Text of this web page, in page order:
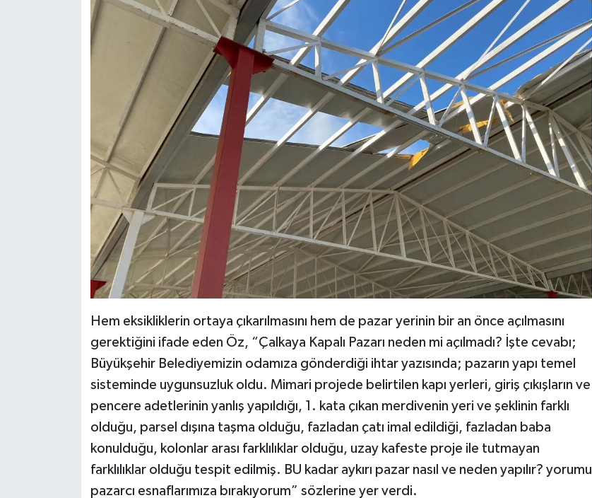
Hem eksikliklerin ortaya çıkarılmasını hem de pazar yerinin bir an önce açılmasını
gerektiğini ifade eden Öz, “Çalkaya Kapalı Pazarı neden mi açılmadı? İşte cevabı;
Büyükşehir Belediyemizin odamıza gönderdiği ihtar yazısında; pazarın yapı temel
sisteminde uygunsuzluk oldu. Mimari projede belirtilen kapı yerleri, giriş çıkışların ve
pencere adetlerinin yanlış yapıldığı, 1. kata çıkan merdivenin yeri ve şeklinin farklı
olduğu, parsel dışına taşma olduğu, fazladan çatı imal edildiği, fazladan baba
konulduğu, kolonlar arası farklılıklar olduğu, uzay kafeste proje ile tutmayan
farklılıklar olduğu tespit edilmiş. BU kadar aykırı pazar nasıl ve neden yapılır? yorumu
pazarcı esnaflarımıza bırakıyorum” sözlerine yer verdi.